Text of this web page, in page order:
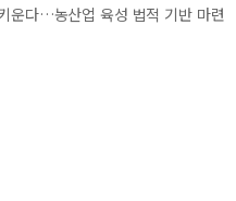
운다…농산업 육성 법적 기반 마련